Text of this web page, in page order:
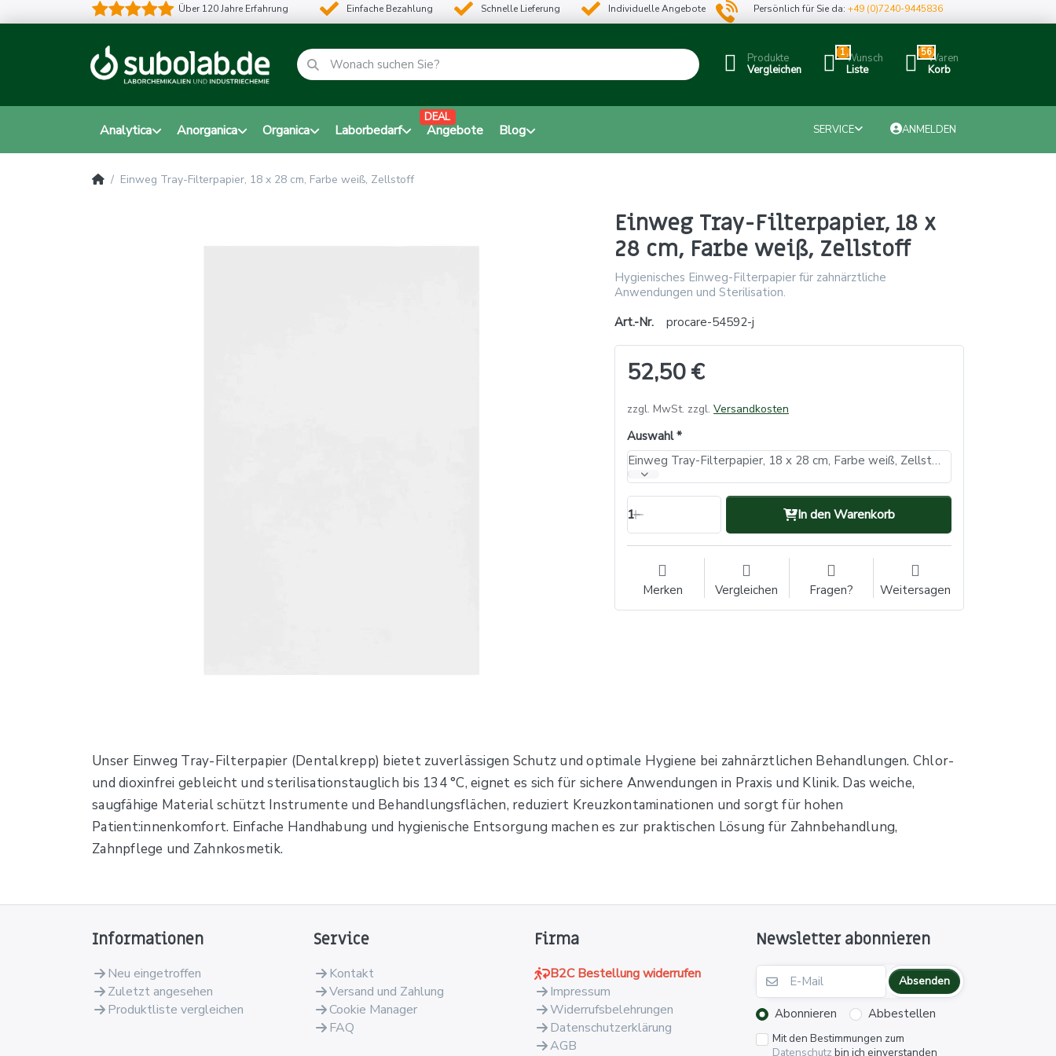
Über 120 Jahre Erfahrung Einfache Bezahlung Schnelle Lieferung Individuelle Angebote Persönlich für Sie da:+49 (0)7240-9445836
Produkte
Vergleichen
1Wunsch
Liste
56Waren
Korb
Analytica Anorganica Organica Laborbedarf Angebote
DEAL
Blog SERVICE ANMELDEN
Einweg Tray-Filterpapier, 18 x 28 cm, Farbe weiß, Zellstoff
Einweg Tray-Filterpapier, 18 x
28 cm, Farbe weiß, Zellstoff
Hygienisches Einweg-Filterpapier für zahnärztliche
Anwendungen und Sterilisation.
Art.-Nr.
procare-54592-j
52,50 €
zzgl. MwSt. zzgl. Versandkosten
Auswahl
Einweg Tray-Filterpapier, 18 x 28 cm, Farbe weiß, Zellstoff (VE: 10, Inhalt: 250 Stück)
1 In den Warenkorb
Merken Vergleichen Fragen? Weitersagen
Unser Einweg Tray-Filterpapier (Dentalkrepp) bietet zuverlässigen Schutz und optimale Hygiene bei zahnärztlichen Behandlungen. Chlor-
und dioxinfrei gebleicht und sterilisationstauglich bis 134 °C, eignet es sich für sichere Anwendungen in Praxis und Klinik. Das weiche,
saugfähige Material schützt Instrumente und Behandlungsflächen, reduziert Kreuzkontaminationen und sorgt für hohen
Patient:innenkomfort. Einfache Handhabung und hygienische Entsorgung machen es zur praktischen Lösung für Zahnbehandlung,
Zahnpflege und Zahnkosmetik.
Informationen
Neu eingetroffen
Zuletzt angesehen
Produktliste vergleichen
Service
Kontakt
Versand und Zahlung
Cookie Manager
FAQ
Firma
B2C Bestellung widerrufen
Impressum
Widerrufsbelehrungen
Datenschutzerklärung
AGB
Newsletter abonnieren
Absenden
Abonnieren Abbestellen
Mit den Bestimmungen zum
Datenschutz bin ich einverstanden